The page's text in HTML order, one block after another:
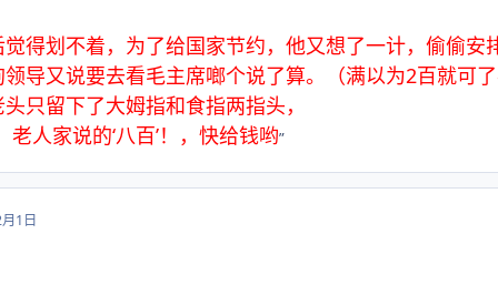
得划不着，为了给国家节约，他又想了一计，偷偷
导又说要去看毛主席啷个说了算。（满以为2百就可
只留下了大姆指和食指两指头，
人家说的‘八百’！，快给钱哟”
1日